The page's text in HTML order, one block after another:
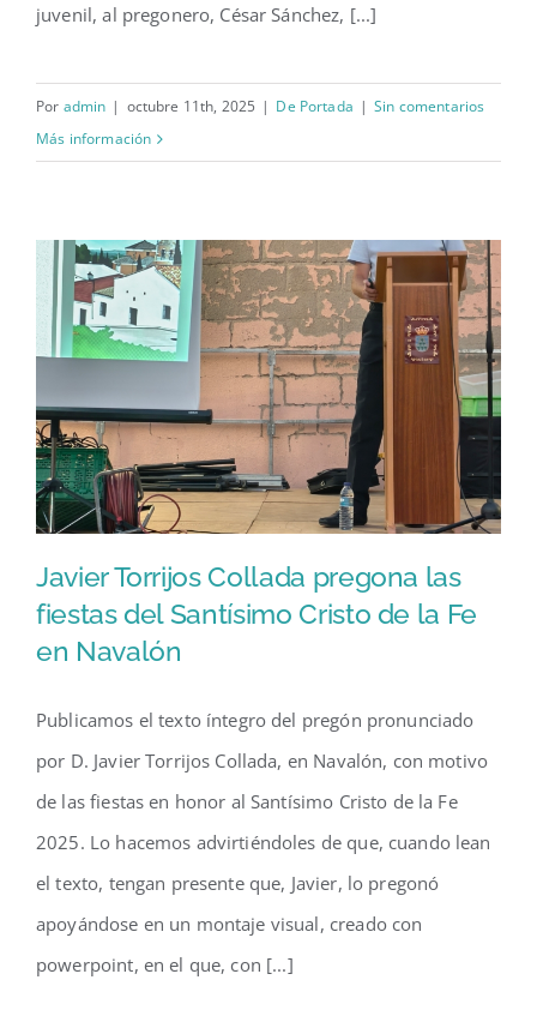
juvenil, al pregonero, César Sánchez, [...]
Por admin | octubre 11th, 2025 | De Portada | Sin comentarios
Más información
las fiestas del Santísimo Cristo
de la Fe en Navalón
Javier Torrijos Collada pregona las
fiestas del Santísimo Cristo de la Fe
en Navalón
Publicamos el texto íntegro del pregón pronunciado
por D. Javier Torrijos Collada, en Navalón, con motivo
de las fiestas en honor al Santísimo Cristo de la Fe
2025. Lo hacemos advirtiéndoles de que, cuando lean
el texto, tengan presente que, Javier, lo pregonó
apoyándose en un montaje visual, creado con
powerpoint, en el que, con [...]